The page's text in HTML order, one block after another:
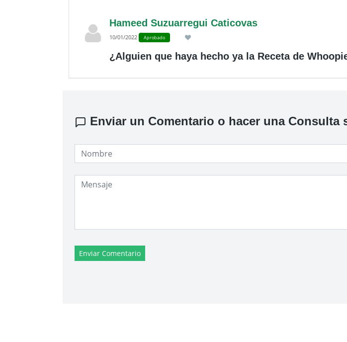
Hameed Suzuarregui Caticovas
10/01/2022 Aprobado
¿Alguien que haya hecho ya la Receta de
Enviar un Comentario o hacer una Consulta
Enviar Comentario